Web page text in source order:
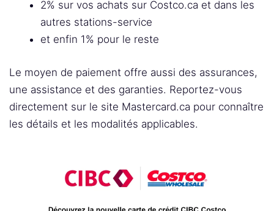
2% sur vos achats sur Costco.ca et dans les
autres stations-service
et enfin 1% pour le reste
Le moyen de paiement offre aussi des assurances,
une assistance et des garanties. Reportez-vous
directement sur le site Mastercard.ca pour connaître
les détails et les modalités applicables.